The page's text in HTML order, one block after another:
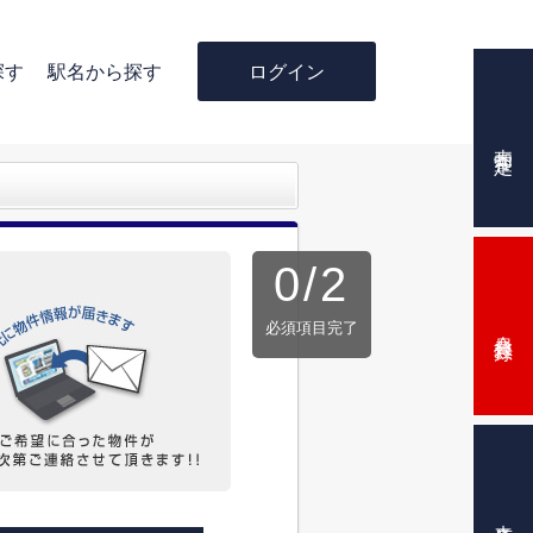
駅名から探す ログイン
0/2
必須項目完了